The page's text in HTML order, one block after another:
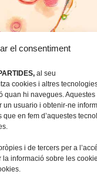
el consentiment
al seu
cookies i altres
quan hi navegues.
usuario i obtenir-ne
en fem d’aquestes
i de tercers per a
informació sobre les